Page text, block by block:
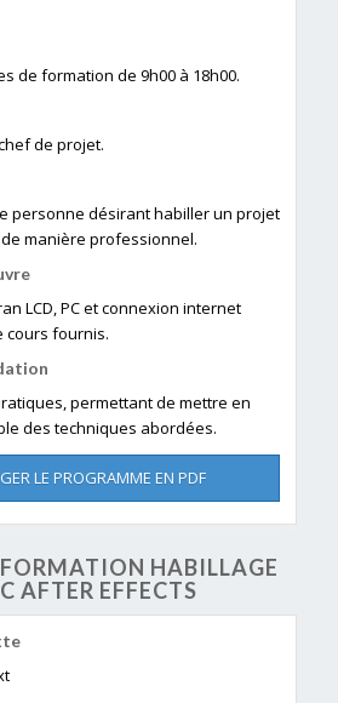
de formation de 9h00 à 18h00.
de projet.
personne désirant habiller un projet
manière professionnel.
LCD, PC et connexion internet
cours fournis.
permettant de mettre en
des techniques abordées.
LE PROGRAMME EN PDF
HABILLAGE
AFTER EFFECTS